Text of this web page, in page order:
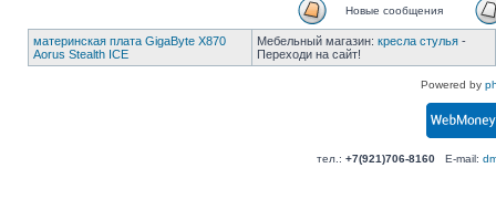
Новые сообщения
материнская плата GigaByte X870
Aorus Stealth ICE
Мебельный магазин: кресла стулья -
Переходи на сайт!
Powered by
тел.: +7(921)706-8160E-mail: